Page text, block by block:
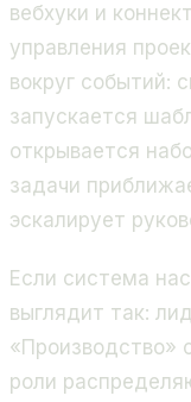
вебхуки и
управления
вокруг событий:
запускается
открывается
задачи
эскалирует
Если система
выглядит так:
«Производство»
роли